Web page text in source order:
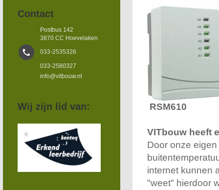
Contact
Postbus 142
3870 CC Hoevelaken
033-2535326
033-2580327
info@vitbouw.nl
Wij zijn lid van: RSM610
VITbouw heeft
Door onze
internet kunnen
"weet" hierdoor